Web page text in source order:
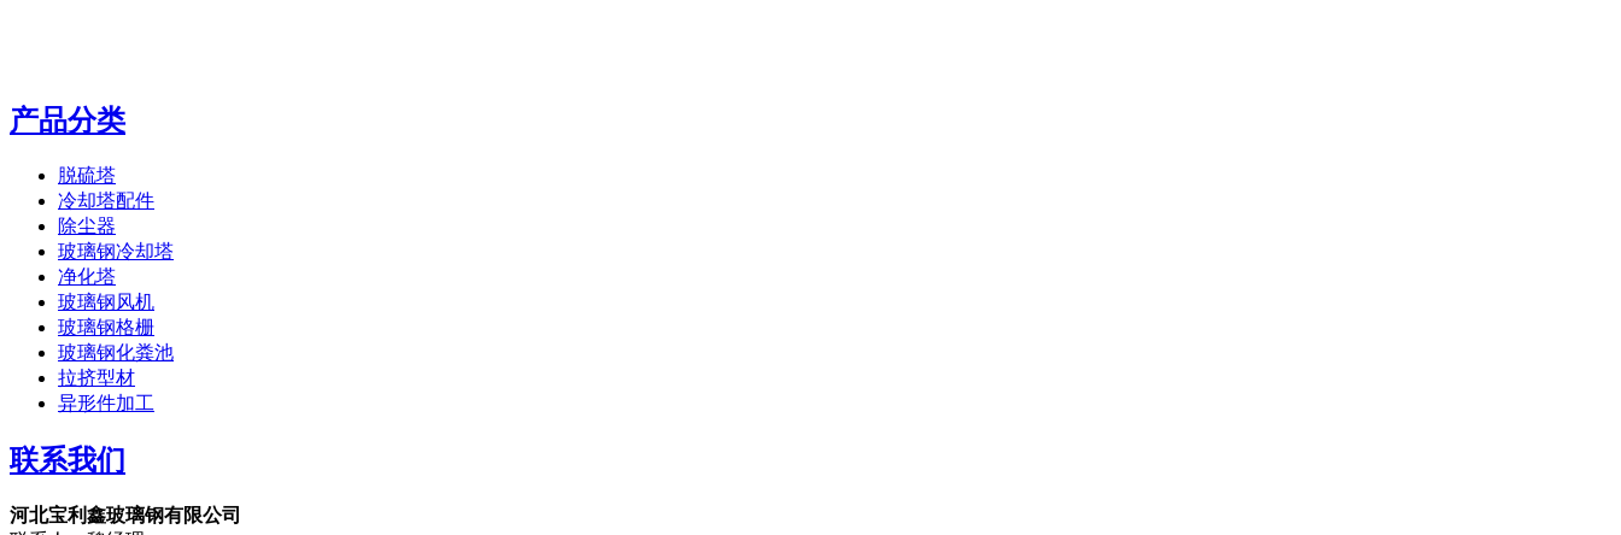
产品分类
脱硫塔
冷却塔配件
除尘器
玻璃钢冷却塔
净化塔
玻璃钢风机
玻璃钢格栅
玻璃钢化粪池
拉挤型材
异形件加工
联系我们
河北宝利鑫玻璃钢有限公司